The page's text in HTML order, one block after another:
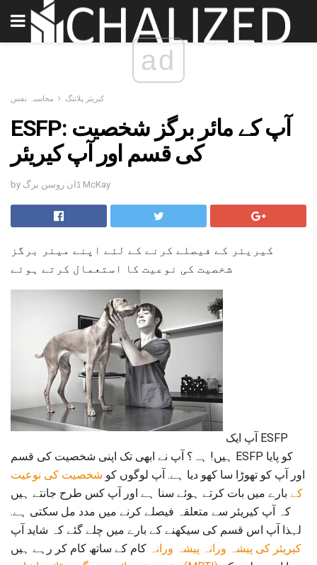
ad
کیریئر پلاننگ محاسبہ نفس
ESFP: آپ کے مائر برگز شخصیت
کی قسم اور آپ کیریئر
by ڈان روسن برگ McKay
کیریئر کے فیصلے کرنے کے لئے اپنے میئر برگز
شخصیت کی نوعیت کا استعمال کرتے ہوئے
ہیں! ہہ؟ آپ نے ابھی تک اپنی شخصیت کی قسم ESFP کو پایا
اور آپ کو تھوڑا سا کھو دیا ہے. آپ لوگوں کو شخصیت کی نوعیت
کے بارے میں بات کرتے ہوئے سنا ہے اور آپ کس طرح جانتے ہیں
کہ آپ کیریئر سے متعلقہ فیصلے کرنے میں مدد مل سکتی ہے.
لہذا آپ اس قسم کی سیکھنے کے بارے میں چلے گئے کہ شاید آپ
کیریئر کی پیشہ ورانہ پیشہ ورانہ
کام کے ساتھ کام کر رہے ہیں